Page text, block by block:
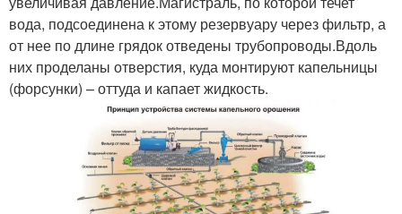
вода, подсоединена к этому резервуару через фильтр, а
от нее по длине грядок отведены трубопроводы.Вдоль
них проделаны отверстия, куда монтируют капельницы
(форсунки) – оттуда и капает жидкость.